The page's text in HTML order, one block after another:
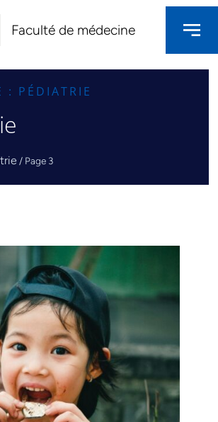
Faculté de médecine
: PÉDIATRIE
/ Page 3